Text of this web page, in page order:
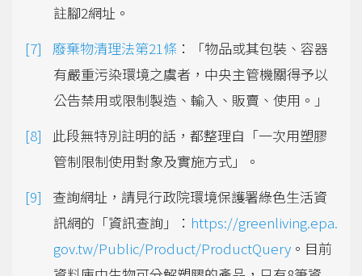
註腳2網址。
廢棄物清理法第21條 ：「物品或其包裝、容器
有嚴重污染環境之虞者，中央主管機關得予以
公告禁用或限制製造、輸入、販賣、使用。」
此段無特別註明的話，都整理自「一次用塑膠
管制限制使用對象及實施方式」。
查詢網址，請見行政院環境保護署綠色生活資
訊網的「資訊查詢」： https://greenliving.epa.
gov.tw/Public/Product/ProductQuery 。目前